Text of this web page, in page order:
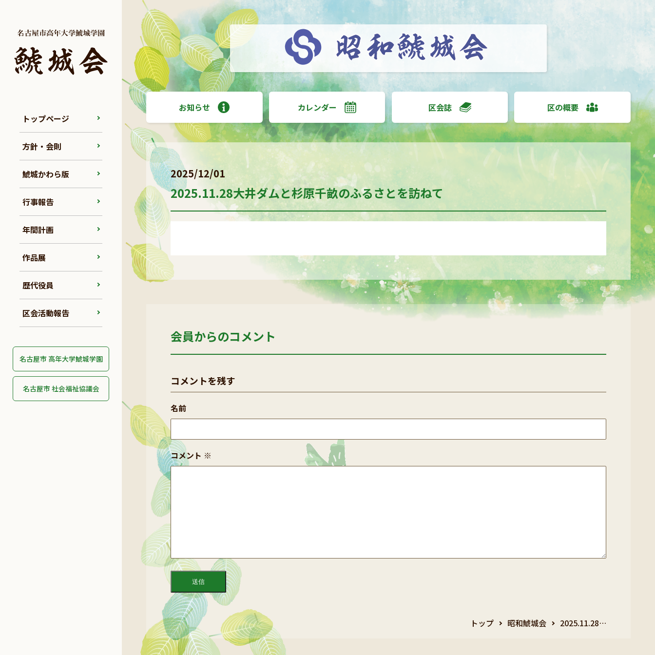
トップページ
方針・会則
鯱城かわら版
行事報告
年間計画
作品展
歴代役員
区会活動報告
名古屋市 高年大学鯱城学園
名古屋市 社会福祉協議会
お知らせ カレンダー 区会誌 区の概要
2025/12/01
2025.11.28大井ダムと杉原千畝のふるさとを訪ねて
会員からのコメント
コメントを残す
コメント ※
名前
トップ 昭和鯱城会 2025.11.28…